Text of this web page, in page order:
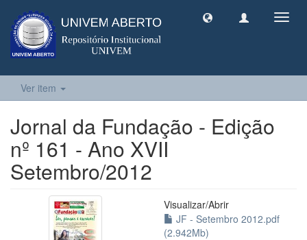
Ver item
Jornal da Fundação - Edição
nº 161 - Ano XVII
Setembro/2012
Visualizar/Abrir
JF - Setembro 2012.pdf
(2.942Mb)